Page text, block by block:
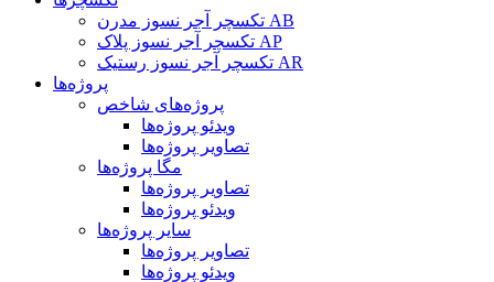
تکسچر آجر نسوز مدرن AB
تکسچر آجر نسوز پلاک AP
تکسچر آجر نسوز رستیک AR
پروژه‌ها
پروژه‌های شاخص
ویدئو پروژه‌ها
تصاویر پروژه‌ها
مگا پروژه‌ها
تصاویر پروژه‌ها
ویدئو پروژه‌ها
سایر پروژه‌ها
تصاویر پروژه‌ها
ویدئو پروژه‌ها